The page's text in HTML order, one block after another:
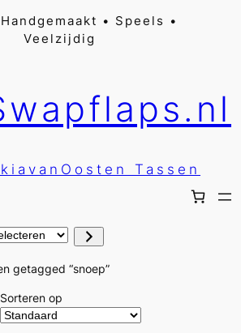
• Speels •
Veelzijdig
Tassen
getagged “snoep”
Sorteren op